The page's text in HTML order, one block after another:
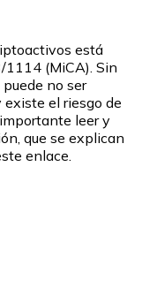
con tarjeta
está
1114 (MiCA). Sin
no ser
el riesgo de
leer y
que se explican
enlace.